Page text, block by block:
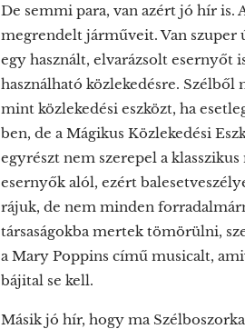
De semmi para, van azért jó hír is.
megrendelt járműveit. Van szuper
egy használt, elvarázsolt esernyőt
használható közlekedésre. Szélből
mint közlekedési eszközt, ha
ben, de a Mágikus Közlekedési
egyrészt nem szerepel a
esernyők alól, ezért
rájuk, de nem minden
társaságokba mertek tömörülni,
a Mary Poppins című musicalt,
bájital se kell.
Másik jó hír, hogy ma